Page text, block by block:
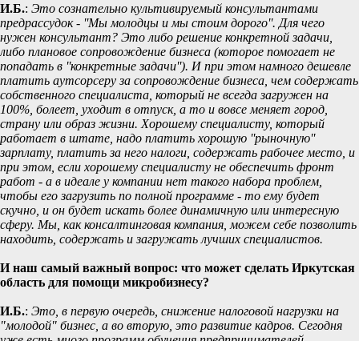
И.Б.: Это сознательно культивируемый консультантами
предрассудок - ''Мы молодцы и мы стоим дорого''. Для чего
нужен консультант? Это либо решение конкретной задачи,
либо плановое сопровождение бизнеса (которое помогает не
попадать в ''конкретные задачи''). И при этом намного дешевле
платить аутсорсеру за сопровождение бизнеса, чем содержать
собственного специалиста, который не всегда загружен на
100%, болеет, уходит в отпуск, а то и вовсе меняет город,
страну или образ жизни. Хорошему специалисту, который
работает в штате, надо платить хорошую ''рыночную''
зарплату, платить за него налоги, содержать рабочее место, и
при этом, если хорошему специалисту не обеспечить фронт
работ - а в идеале у компании нет такого набора проблем,
чтобы его загрузить по полной программе - то ему будет
скучно, и он будет искать более динамичную или интересную
сферу. Мы, как консалтинговая компания, можем себе позволить
находить, содержать и загружать лучших специалистов.
И наш самый важный вопрос: что может сделать Иркутская
область для помощи микробизнесу?
И.Б.: Это, в первую очередь, снижение налоговой нагрузки на
"молодой" бизнес, а во вторую, это развитие кадров. Сегодня